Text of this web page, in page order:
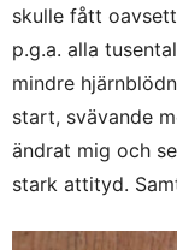
skulle fått
p.g.a. alla
mindre
start, svävande
ändrat mig och
stark attityd.